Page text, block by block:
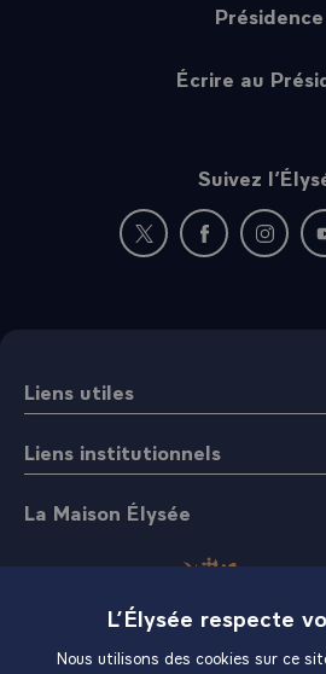
Présidence
Écrire au
Suivez
Nouvelle fenêtre :
Nouvelle
Liens utiles
Liens institutionnels
La Maison Élysée
L’Élysée respecte
Nous utilisons des cookies sur ce